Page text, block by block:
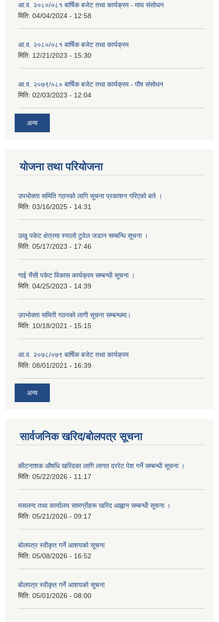
आ.व. २०८०/०८१ बार्षिक बजेट तथा कार्यक्रम - माघ संसोधन
मिति: 04/04/2024 - 12:58
आ.व. २०८०/०८१ बार्षिक बजेट तथा कार्यक्रम
मिति: 12/21/2023 - 15:30
आ.व. २०७९/०८० बार्षिक बजेट तथा कार्यक्रम - पौष संसोधन
मिति: 02/03/2023 - 12:04
अन्य
योजना तथा परियोजना
उपभोक्ता समिति गठनको लागि सूचना प्रकाशन गरिएको बारे ।
मिति: 03/16/2025 - 14:31
उखु पकेट क्षेत्रमा स्यालो टुवेल जडान सम्बन्धि सूचना ।
मिति: 05/17/2023 - 17:46
गाई भैंसी पकेट विकास कार्यक्रम सम्बन्धी सूचना ।
मिति: 04/25/2023 - 14:39
उपभोक्ता समिती गठनको लागी सूचना सम्बन्धमा।
मिति: 10/18/2021 - 15:15
आ.व. २०७८/०७९ बार्षिक बजेट तथा कार्यक्रम
मिति: 08/01/2021 - 16:39
अन्य
सार्वजनिक खरिद/बोलपत्र सूचना
कीटनाशक औषधि खरिदका लागि लागत दररेट पेश गर्ने सम्बन्धी सूचना ।
मिति: 05/22/2026 - 11:17
मसलन्द तथा कार्यालय सामग्रीहरू खरिद आह्वान सम्बन्धी सूचना ।
मिति: 05/21/2026 - 09:17
बोलपत्र स्वीकृत गर्ने आशयको सूचना
मिति: 05/08/2026 - 16:52
बोलपत्र स्वीकृत गर्ने आशयको सूचना
मिति: 05/01/2026 - 08:00